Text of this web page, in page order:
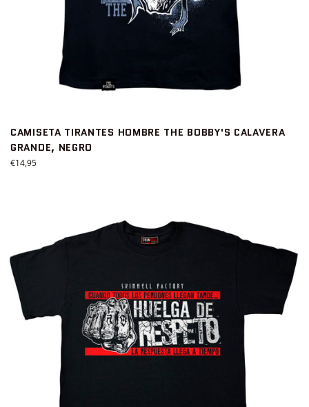
CAMISETA TIRANTES HOMBRE THE BOBBY'S CALAVERA
GRANDE, NEGRO
Precio
€14,95